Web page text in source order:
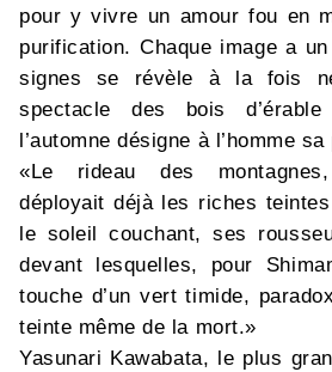
pour y vivre un amour fou en
purification. Chaque image a
signes se révèle à la fois
spectacle des bois
l’automne désigne à l’homme
«Le rideau des
déployait déjà les riches teintes
le soleil couchant, ses
devant lesquelles, pour
touche d’un vert timide,
teinte même de la mort.»
Yasunari Kawabata, le plus